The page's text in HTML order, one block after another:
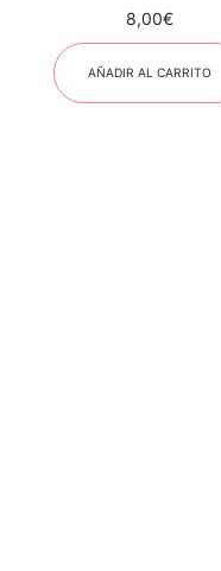
8,00€
AÑADIR AL CARRITO